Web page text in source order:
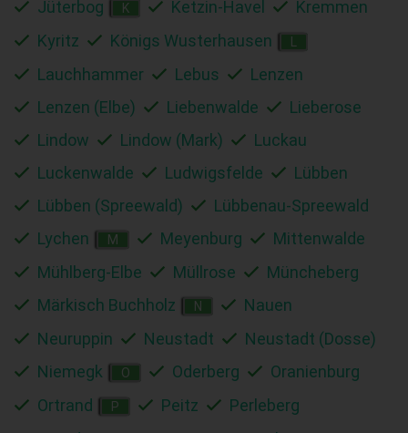
Jüterbog
K Ketzin-Havel
Kremmen
Kyritz
Königs Wusterhausen
Lauchhammer Lebus
Lenzen
Lenzen (Elbe)
Liebenwalde
Lieberose
Lindow
Lindow (Mark)
Luckau
Luckenwalde
Ludwigsfelde
Lübben
Lübben (Spreewald)
Lübbenau-Spreewald
Lychen
M Meyenburg
Mittenwalde
Mühlberg-Elbe
Müllrose
Müncheberg
Märkisch Buchholz
N
Nauen
Neuruppin
Neustadt
Neustadt (Dosse)
Niemegk
O Oderberg
Oranienburg
Ortrand
P Peitz
Perleberg